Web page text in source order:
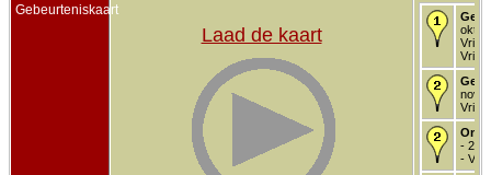
Gebeurteniskaart
Laad de kaart
okt
nov
- 20
-